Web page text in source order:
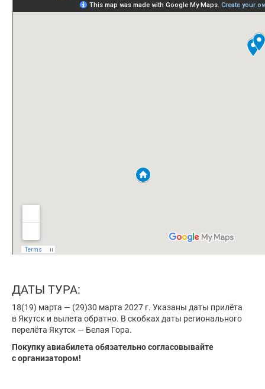
ДАТЫ ТУРА:
18(19) марта — (29)30 марта 2027 г. Указаны даты прилёта
в Якутск и вылета обратно. В скобках даты регионального
перелёта Якутск — Белая Гора.
Покупку авиабилета обязательно согласовывайте
с организатором!